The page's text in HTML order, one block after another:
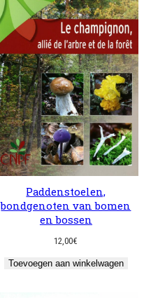
Paddenstoelen,
bondgenoten van bomen
en bossen
12,00€
Toevoegen aan winkelwagen